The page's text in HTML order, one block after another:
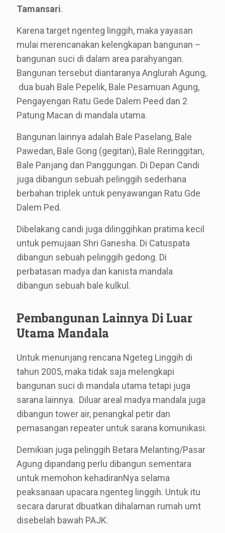
Tamansari.
Karena target ngenteg linggih, maka yayasan
mulai merencanakan kelengkapan bangunan –
bangunan suci di dalam area parahyangan.
Bangunan tersebut diantaranya Anglurah Agung,
dua buah Bale Pepelik, Bale Pesamuan Agung,
Pengayengan Ratu Gede Dalem Peed dan 2
Patung Macan di mandala utama.
Bangunan lainnya adalah Bale Paselang, Bale
Pawedan, Bale Gong (gegitan), Bale Reringgitan,
Bale Panjang dan Panggungan. Di Depan Candi
juga dibangun sebuah pelinggih sederhana
berbahan triplek untuk penyawangan Ratu Gde
Dalem Ped.
Dibelakang candi juga dilinggihkan pratima kecil
untuk pemujaan Shri Ganesha. Di Catuspata
dibangun sebuah pelinggih gedong. Di
perbatasan madya dan kanista mandala
dibangun sebuah bale kulkul.
Pembangunan Lainnya Di Luar
Utama Mandala
Untuk menunjang rencana Ngeteg Linggih di
tahun 2005, maka tidak saja melengkapi
bangunan suci di mandala utama tetapi juga
sarana lainnya. Diluar areal madya mandala juga
dibangun tower air, penangkal petir dan
pemasangan repeater untuk sarana komunikasi.
Demikian juga pelinggih Betara Melanting/Pasar
Agung dipandang perlu dibangun sementara
untuk memohon kehadiranNya selama
peaksanaan upacara ngenteg linggih. Untuk itu
secara darurat dbuatkan dihalaman rumah umt
disebelah bawah PAJK.